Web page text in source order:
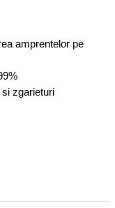
amprentelor pe
zgarieturi